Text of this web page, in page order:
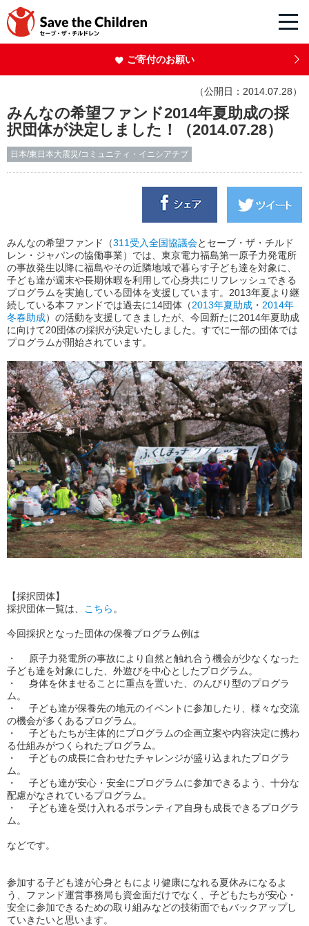
ご寄付のお願い
（公開日：2014.07.28）
みんなの希望ファンド2014年夏助成の採
択団体が決定しました！（2014.07.28）
日本/東日本大震災/コミュニティ・イニシアチブ
みんなの希望ファンド（311受入全国協議会とセーブ・ザ・チルド
レン・ジャパンの協働事業）では、東京電力福島第一原子力発電所
の事故発生以降に福島やその近隣地域で暮らす子ども達を対象に、
子ども達が週末や長期休暇を利用して心身共にリフレッシュできる
プログラムを実施している団体を支援しています。2013年夏より継
続している本ファンドでは過去に14団体（2013年夏助成 ・ 2014年
冬春助成）の活動を支援してきましたが、今回新たに2014年夏助成
に向けて20団体の採択が決定いたしました。すでに一部の団体では
プログラムが開始されています。
【採択団体】
採択団体一覧は、
こちら 。
今回採択となった団体の保養プログラム例は
・
原子力発電所の事故により自然と触れ合う機会が少なくなった
子ども達を対象にした、外遊びを中心としたプログラム。
・
身体を休ませることに重点を置いた、のんびり型のプログラ
ム。
・
子ども達が保養先の地元のイベントに参加したり、様々な交流
の機会が多くあるプログラム。
・
子どもたちが主体的にプログラムの企画立案や内容決定に携わ
る仕組みがつくられたプログラム。
・
子どもの成長に合わせたチャレンジが盛り込まれたプログラ
ム。
・
子ども達が安心・安全にプログラムに参加できるよう、十分な
配慮がなされているプログラム。
・
子ども達を受け入れるボランティア自身も成長できるプログラ
ム。
などです。
参加する子ども達が心身ともにより健康になれる夏休みになるよ
う、ファンド運営事務局も資金面だけでなく、子どもたちが安心・
安全に参加できるための取り組みなどの技術面でもバックアップし
ていきたいと思います。